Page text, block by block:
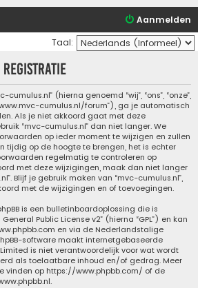
Aanmelden
Taal:
cumulus.nl” (hierna genoemd “wij”, “ons”, “onze”,
cumulus.nl/forum”), ga je automatisch
Als je niet akkoord gaat met deze
“mvc-cumulus.nl” dan niet langer. We
op ieder moment te wijzigen en zullen
tijdig op de hoogte te brengen, het is echter
regelmatig te controleren op
met deze wijzigingen, maak dan niet langer
Blijf je gebruik maken van “mvc-cumulus.nl”,
met de wijzigingen en of toevoegingen.
is een bulletinboardoplossing die is
General Public License v2” (hierna “GPL”) en kan
en via de Nederlandstalige
software maakt internetgebaseerde
is niet verantwoordelijk voor wat wordt
als toelaatbare inhoud en/of gedrag. Meer
vinden op https://www.phpbb.com/ of de
.